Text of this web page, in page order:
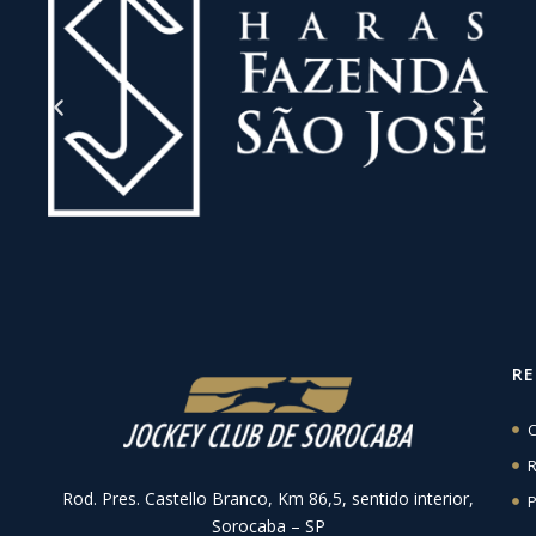
Rod. Pres. Castello Branco, Km 86,5, sentido interior,
Sorocaba – SP